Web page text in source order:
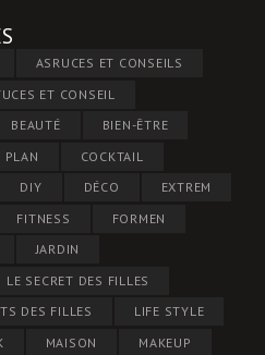
ASRUCES ET CONSEILS
ET CONSEIL
BEAUTÉ
BIEN-ÊTRE
PLAN
COCKTAIL
DIY DÉCO
EXTREM
FITNESS
FORMEN
JARDIN
LE SECRET DES FILLES
DES FILLES
LIFE STYLE
MAISON MAKEUP